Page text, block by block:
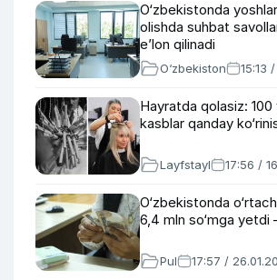
O‘zbekistonda
olishda suhbat
e’lon qilinadi
O‘zbekiston 15:13
Hayratda qolasiz:
kasblar qanday
Layfstayl 17:56 /
O‘zbekistonda
6,4 mln so‘mga yetdi
Pul 17:57 /